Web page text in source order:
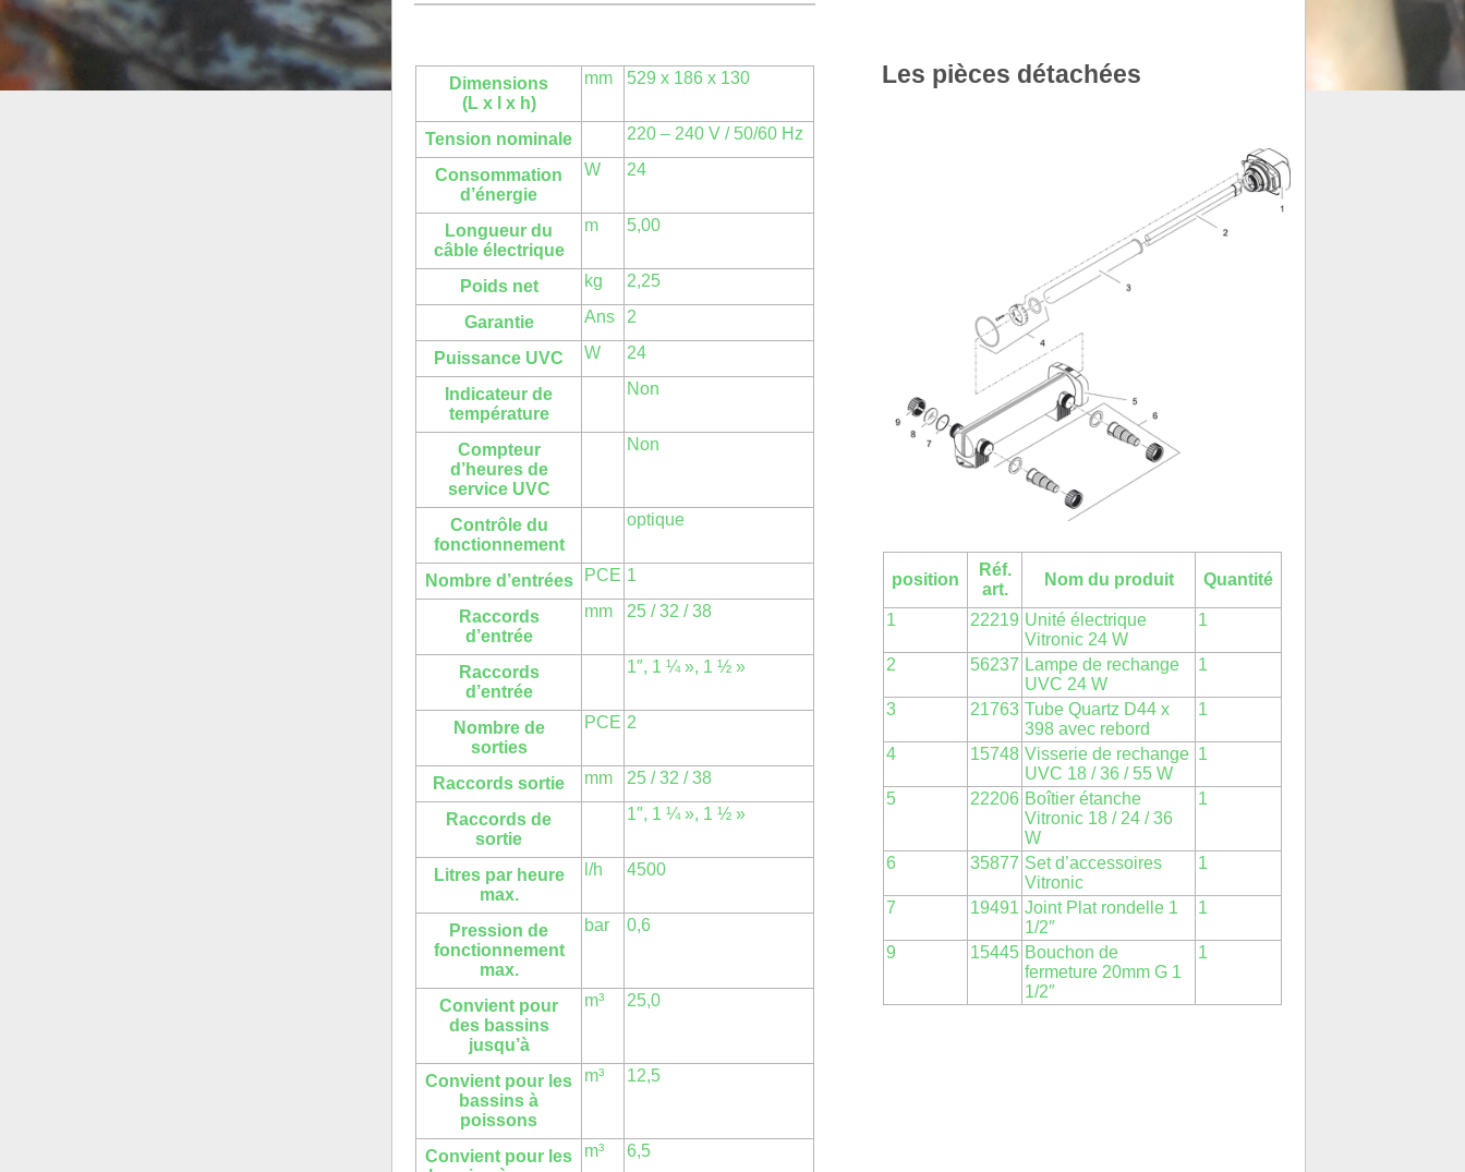
Dimensions
(L x l x h)
mm 529 x 186 x 130
Tension nominale 220 – 240 V / 50/60 Hz
Consommation
d’énergie
W 24
Longueur du
câble électrique
m 5,00
Poids net kg 2,25
Garantie Ans 2
Puissance UVC W 24
Indicateur de
température
Non
Compteur
d’heures de
service UVC
Non
Contrôle du
fonctionnement
optique
Nombre d’entrées PCE 1
Raccords
d’entrée
mm 25 / 32 / 38
Raccords
d’entrée
1″, 1 ¼ », 1 ½ »
Nombre de
sorties
PCE 2
Raccords sortie mm 25 / 32 / 38
Raccords de
sortie
1″, 1 ¼ », 1 ½ »
Litres par heure
max.
l/h 4500
Pression de
fonctionnement
max.
bar 0,6
Convient pour
des bassins
jusqu’à
m³ 25,0
Convient pour les
bassins à
poissons
m³ 12,5
Convient pour les
m³ 6,5
Les pièces détachées
position
Réf.
art.
Nom du produit Quantité
1 22219 Unité électrique
Vitronic 24 W
1
2 56237 Lampe de rechange
UVC 24 W
1
3 21763 Tube Quartz D44 x
398 avec rebord
1
4 15748 Visserie de rechange
UVC 18 / 36 / 55 W
1
5 22206 Boîtier étanche
Vitronic 18 / 24 / 36
W
1
6 35877 Set d’accessoires
Vitronic
1
7 19491 Joint Plat rondelle 1
1/2″
1
9 15445 Bouchon de
fermeture 20mm G 1
1/2″
1